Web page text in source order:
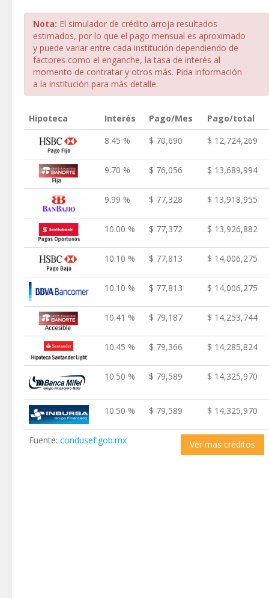
Nota: El simulador de crédito arroja resultados
estimados, por lo que el pago mensual es aproximado
y puede variar entre cada institución dependiendo de
factores como el enganche, la tasa de interés al
momento de contratar y otros más. Pida información
a la institución para más detalle.
Hipoteca Interés Pago/Mes
Pago/total
8.45 %
$ 70,690 $ 12,724,269
9.70 % $ 76,056 $ 13,689,994
9.99 % $ 77,328 $ 13,918,955
10.00 % $ 77,372 $ 13,926,882
10.10 % $ 77,813 $ 14,006,275
10.10 % $ 77,813 $ 14,006,275
10.41 % $ 79,187 $ 14,253,744
10.45 % $ 79,366 $ 14,285,824
10.50 % $ 79,589 $ 14,325,970
10.50 % $ 79,589 $ 14,325,970
Fuente: condusef.gob.mx Ver mas créditos